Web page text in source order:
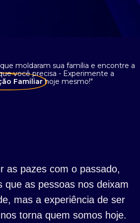
moldaram sua família e encontre a
você precisa - Experimente a
Familiar hoje mesmo!"
as pazes com o passado,
que as pessoas nos deixam
mas a experiência de ser
torna quem somos hoje.